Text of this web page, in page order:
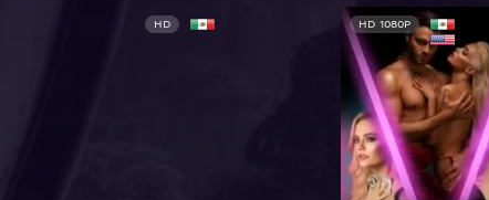
HD HD 1080P